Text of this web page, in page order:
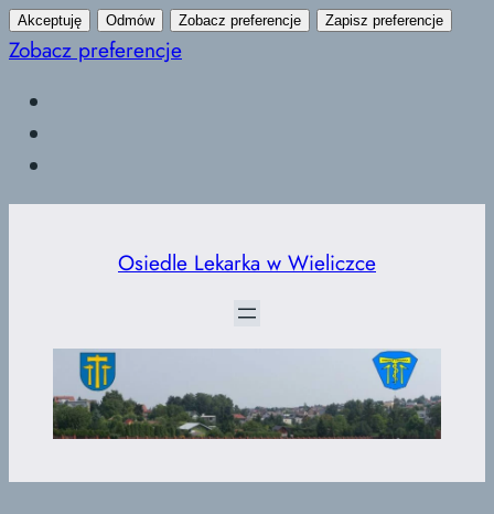
Akceptuję Odmów Zobacz preferencje Zapisz preferencje
Zobacz preferencje
Osiedle Lekarka w Wieliczce